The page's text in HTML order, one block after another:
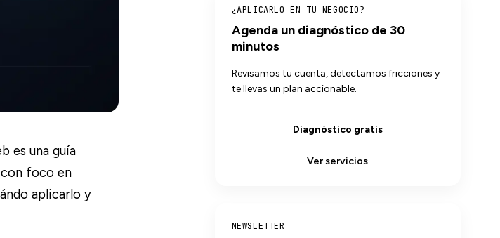
¿APLICARLO EN TU NEGOCIO?
Agenda un diagnóstico de 30
minutos
Revisamos tu cuenta, detectamos fricciones y
te llevas un plan accionable.
Diagnóstico gratis
Ver servicios
NEWSLETTER
es una guía
foco en
aplicarlo y